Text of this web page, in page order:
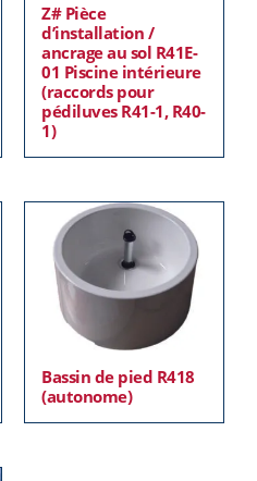
Z# Pièce
d’installation /
ancrage au sol R41E-
01 Piscine intérieure
(raccords pour
pédiluves R41-1, R40-
1)
Bassin de pied R418
(autonome)